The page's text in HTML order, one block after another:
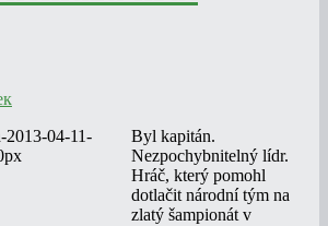
Byl kapitán.
Nezpochybnitelný lídr.
Hráč, který pomohl
dotlačit národní tým na
zlatý šampionát v